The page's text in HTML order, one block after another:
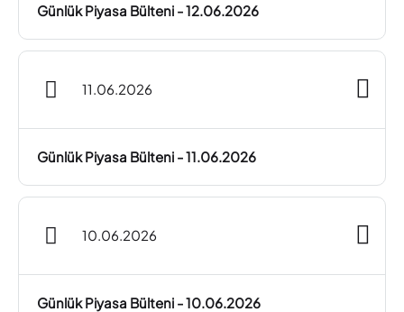
Günlük Piyasa Bülteni - 12.06.2026
11.06.2026
Günlük Piyasa Bülteni - 11.06.2026
10.06.2026
Günlük Piyasa Bülteni - 10.06.2026